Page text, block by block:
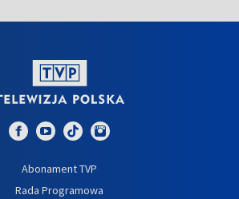
Abonament TVP
Rada Programowa